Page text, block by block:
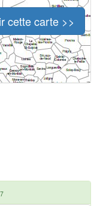
cette carte >>